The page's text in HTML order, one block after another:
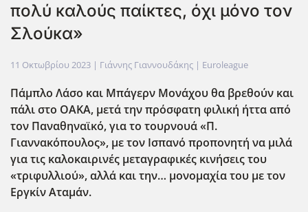
πολύ καλούς παίκτες, όχι μόνο τον
Σλούκα»
11 Οκτωβρίου 2023 | Γιάννης Γιαννουδάκης | Euroleague
Πάμπλο Λάσο και Μπάγερν Μονάχου θα βρεθούν και
πάλι στο ΟΑΚΑ, μετά την πρόσφατη φιλική ήττα από
τον Παναθηναϊκό, για το τουρνουά «Π.
Γιαννακόπουλος», με τον Ισπανό προπονητή να μιλά
για τις καλοκαιρινές μεταγραφικές κινήσεις του
«τριφυλλιού», αλλά και την… μονομαχία του με τον
Εργκίν Αταμάν.